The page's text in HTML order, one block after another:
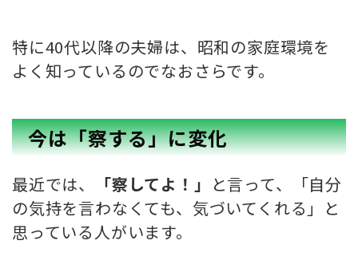
特に40代以降の夫婦は、昭和の家庭環境を
よく知っているのでなおさらです。
今は「察する」に変化
最近では、 「察してよ！」 と言って、
「自分
の気持を言わなくても、 気づいてくれる」
と
思っている人がいます。